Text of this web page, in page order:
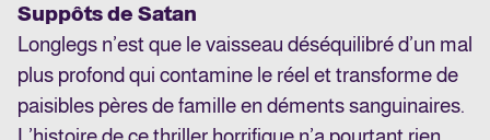
Suppôts de Satan
Longlegs n’est que le vaisseau déséquilibré d’un mal
plus profond qui contamine le réel et transforme de
paisibles pères de famille en déments sanguinaires.